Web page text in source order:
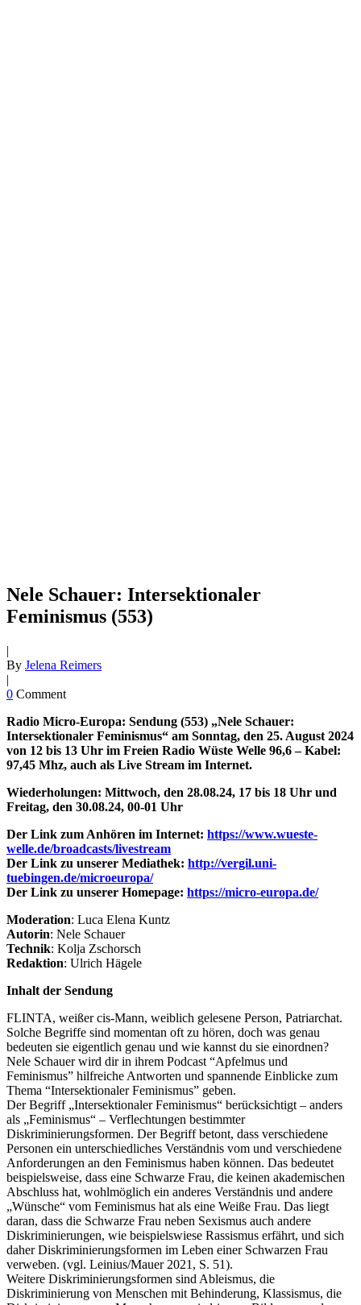
Nele Schauer: Intersektionaler
Feminismus (553)
|
By Jelena Reimers
|
0 Comment
Radio Micro-Europa: Sendung (553) „Nele Schauer:
Intersektionaler Feminismus“ am Sonntag, den 25. August 2024
von 12 bis 13 Uhr im Freien Radio Wüste Welle 96,6 – Kabel:
97,45 Mhz, auch als Live Stream im Internet.
Wiederholungen: Mittwoch, den 28.08.24, 17 bis 18 Uhr und
Freitag, den 30.08.24, 00-01 Uhr
Der Link zum Anhören im Internet: https://www.wueste-
welle.de/broadcasts/livestream
Der Link zu unserer Mediathek: http://vergil.uni-
tuebingen.de/microeuropa/
Der Link zu unserer Homepage: https://micro-europa.de/
Moderation: Luca Elena Kuntz
Autorin: Nele Schauer
Technik: Kolja Zschorsch
Redaktion: Ulrich Hägele
Inhalt der Sendung
FLINTA, weißer cis-Mann, weiblich gelesene Person, Patriarchat.
Solche Begriffe sind momentan oft zu hören, doch was genau
bedeuten sie eigentlich genau und wie kannst du sie einordnen?
Nele Schauer wird dir in ihrem Podcast “Apfelmus und
Feminismus” hilfreiche Antworten und spannende Einblicke zum
Thema “Intersektionaler Feminismus” geben.
Der Begriff „Intersektionaler Feminismus“ berücksichtigt – anders
als „Feminismus“ – Verflechtungen bestimmter
Diskriminierungsformen. Der Begriff betont, dass verschiedene
Personen ein unterschiedliches Verständnis vom und verschiedene
Anforderungen an den Feminismus haben können. Das bedeutet
beispielsweise, dass eine Schwarze Frau, die keinen akademischen
Abschluss hat, wohlmöglich ein anderes Verständnis und andere
„Wünsche“ vom Feminismus hat als eine Weiße Frau. Das liegt
daran, dass die Schwarze Frau neben Sexismus auch andere
Diskriminierungen, wie beispielswiese Rassismus erfährt, und sich
daher Diskriminierungsformen im Leben einer Schwarzen Frau
verweben. (vgl. Leinius/Mauer 2021, S. 51).
Weitere Diskriminierungsformen sind Ableismus, die
Diskriminierung von Menschen mit Behinderung, Klassismus, die